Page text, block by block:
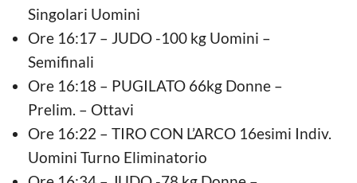
Singolari Uomini
Ore 16:17 – JUDO -100 kg Uomini –
Semifinali
Ore 16:18 – PUGILATO 66kg Donne –
Prelim. – Ottavi
Ore 16:22 – TIRO CON L’ARCO 16esimi Indiv.
Uomini Turno Eliminatorio